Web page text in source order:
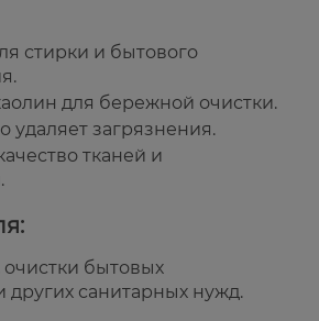
стирки и бытового
для бережной очистки.
удаляет загрязнения.
тканей и
очистки бытовых
других санитарных нужд.